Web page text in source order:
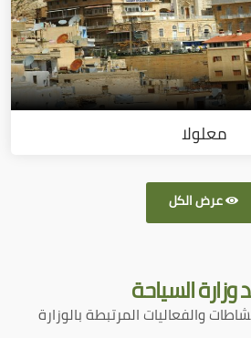
معلولا
عرض الكل
وزارة السياحة
والفعاليات المرتبطة بالوزارة